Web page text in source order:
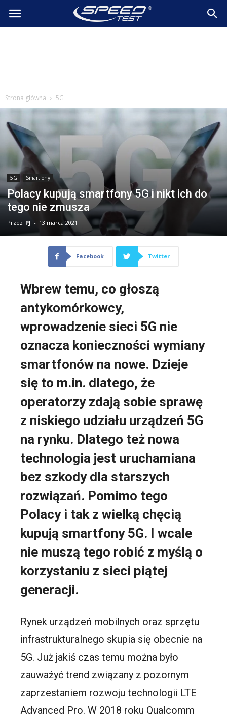
SpeedTest.pl
Strona główna 5G
5G Smartfony
Polacy kupują smartfony 5G i nikt ich do
tego nie zmusza
Przez PJ - 13 marca 2021
Facebook Twitter
Wbrew temu, co głoszą
antykomórkowcy,
wprowadzenie sieci 5G nie
oznacza konieczności wymiany
smartfonów na nowe. Dzieje
się to m.in. dlatego, że
operatorzy zdają sobie sprawę
z niskiego udziału urządzeń 5G
na rynku. Dlatego też nowa
technologia jest uruchamiana
bez szkody dla starszych
rozwiązań. Pomimo tego
Polacy i tak z wielką chęcią
kupują smartfony 5G. I wcale
nie muszą tego robić z myślą o
korzystaniu z sieci piątej
generacji.
Rynek urządzeń mobilnych oraz sprzętu
infrastrukturalnego skupia się obecnie na
5G. Już jakiś czas temu można było
zauważyć trend związany z pozornym
zaprzestaniem rozwoju technologii LTE
Advanced Pro. W 2018 roku Qualcomm